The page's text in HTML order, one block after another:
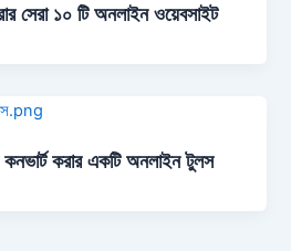
সেরা ১০ টি অনলাইন ওয়েবসাইট
কনভার্ট করার একটি অনলাইন টুলস